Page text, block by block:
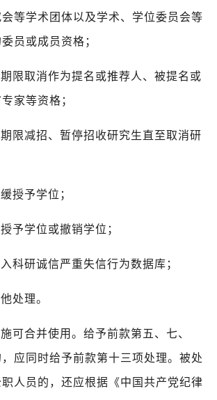
等学术团体以及学术、学位委员会等
员或成员资格；
期限取消作为提名或推荐人、被提名或
家等资格；
期限减招、暂停招收研究生直至取消研
授予学位；
予学位或撤销学位；
入科研诚信严重失信行为数据库；
处理。
施可合并使用。给予前款第五、七、
应同时给予前款第十三项处理。被处
人员的，还应根据《中国共产党纪律